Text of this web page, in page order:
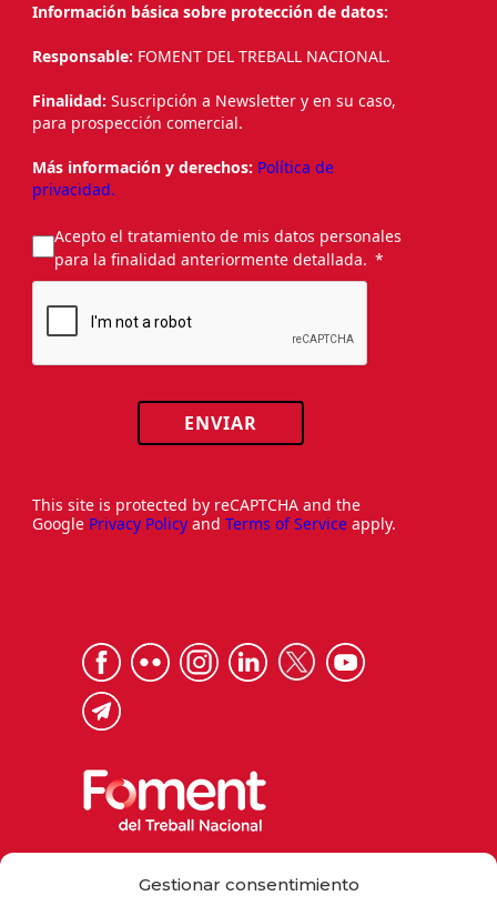
Gestionar consentimiento
Información básica sobre protección de datos:
Responsable: FOMENT DEL TREBALL NACIONAL.
Finalidad: Suscripción a Newsletter y en su caso,
para prospección comercial.
Más información y derechos: Política de
privacidad.
Acepto el tratamiento de mis datos personales
para la finalidad anteriormente detallada.
ENVIAR
This site is protected by reCAPTCHA and the
Google Privacy Policy and Terms of Service apply.